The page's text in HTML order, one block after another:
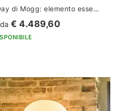
Cassettiera Ordinary Day di Mogg: elemento essenziale per l'arredamento della tua casa
€ 4.489,60